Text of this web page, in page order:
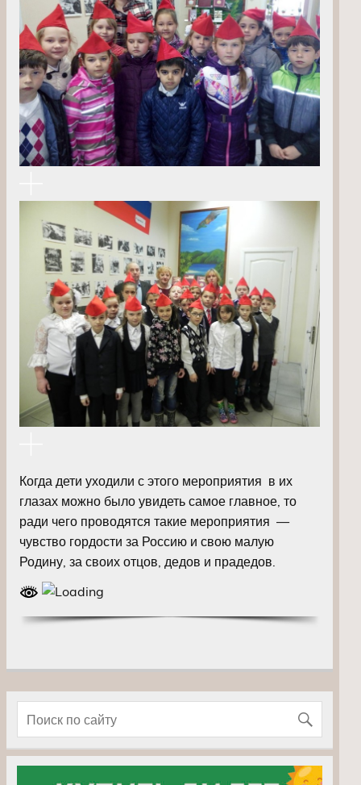
Когда дети уходили с этого мероприятия в их
глазах можно было увидеть самое главное, то
ради чего проводятся такие мероприятия —
чувство гордости за Россию и свою малую
Родину, за своих отцов, дедов и прадедов.